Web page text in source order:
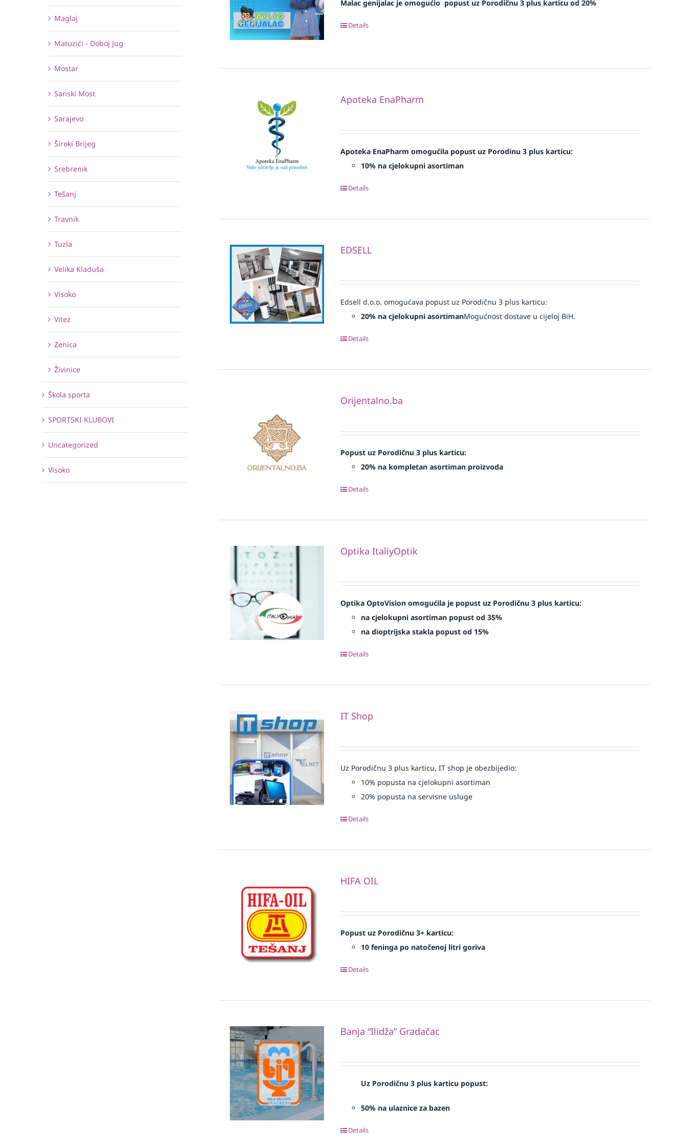
Malac genijalac je omogućio popust uz Porodičnu 3 plus karticu od 20%
Details
Apoteka EnaPharm
Apoteka EnaPharm omogućila popust uz Porodinu 3 plus karticu:
10% na cjelokupni asortiman
Details
EDSELL
Edsell d.o.o. omogućava popust uz Porodičnu 3 plus karticu:
20% na cjelokupni asortimanMogućnost dostave u cijeloj BiH.
Details
Orijentalno.ba
Popust uz Porodičnu 3 plus karticu:
20% na kompletan asortiman proizvoda
Details
Optika ItaliyOptik
Optika OptoVision omogućila je popust uz Porodičnu 3 plus karticu:
na cjelokupni asortiman popust od 35%
na dioptrijska stakla popust od 15%
Details
IT Shop
Uz Porodičnu 3 plus karticu, IT shop je obezbijedio:
10% popusta na cjelokupni asortiman
20% popusta na servisne usluge
Details
HIFA OIL
Popust uz Porodičnu 3+ karticu:
10 feninga po natočenoj litri goriva
Details
Banja “Ilidža” Gradačac
Uz Porodičnu 3 plus karticu popust:
50% na ulaznice za bazen
Details
Maglaj
Matuzići - Doboj Jug
Mostar
Sanski Most
Sarajevo
Široki Brijeg
Srebrenik
Tešanj
Travnik
Tuzla
Velika Kladuša
Visoko
Vitez
Zenica
Živinice
Škola sporta
SPORTSKI KLUBOVI
Uncategorized
Visoko